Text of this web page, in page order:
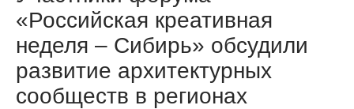
«Российская креативная
неделя – Сибирь» обсудили
развитие архитектурных
сообществ в регионах